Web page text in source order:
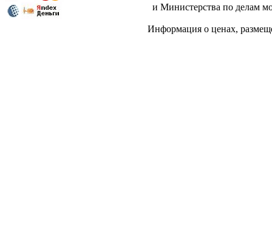
и Министерства по делам
Информация о ценах,